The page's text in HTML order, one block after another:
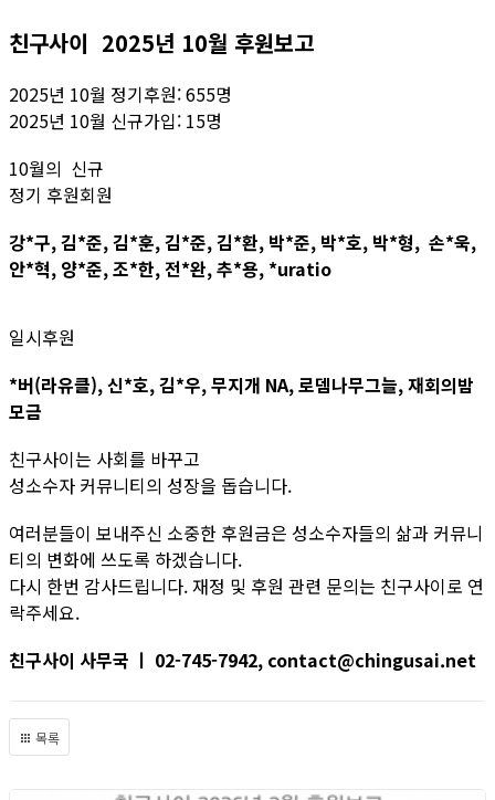
친구사이 2025년 10월 후원보고
2025년 10월 정기후원: 655명
2025년 10월 신규가입: 15명
10월의 신규
정기 후원회원
강*구, 김*준, 김*훈, 김*준, 김*환, 박*준, 박*호, 박*형, 손*욱,
안*혁, 양*준, 조*한, 전*완, 추*용, *uratio
일시후원
*버(라유클), 신*호, 김*우, 무지개 NA, 로뎀나무그늘, 재회의밤
모금
친구사이는 사회를 바꾸고
성소수자 커뮤니티의 성장을 돕습니다.
여러분들이 보내주신 소중한 후원금은 성소수자들의 삶과 커뮤니
티의 변화에 쓰도록 하겠습니다.
다시 한번 감사드립니다. 재정 및 후원 관련 문의는 친구사이로 연
락주세요.
친구사이 사무국 ㅣ 02-745-7942, contact@chingusai.net
목록